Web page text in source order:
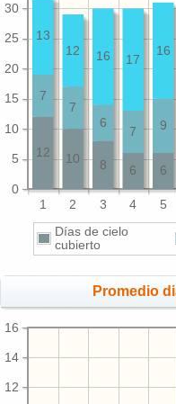
1 2 3 4 5
0
5
10
15
20
25
30
6
6
8
10
12
9
7
6
7
7
16
17
16
12
13
Días de cielo
cubierto
Promedio
12
14
16